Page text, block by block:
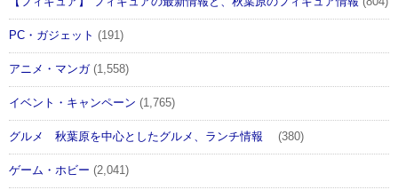
PC・ガジェット (191)
アニメ・マンガ(1,558)
イベント・キャンペーン (1,765)
グルメ 秋葉原を中心としたグルメ、ランチ情報 (380)
ゲーム・ホビー (2,041)